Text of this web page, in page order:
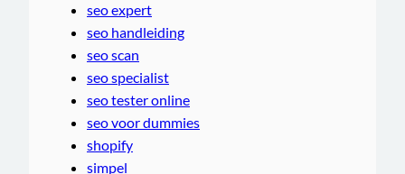
seo expert
seo handleiding
seo scan
seo specialist
seo tester online
seo voor dummies
shopify
simpel